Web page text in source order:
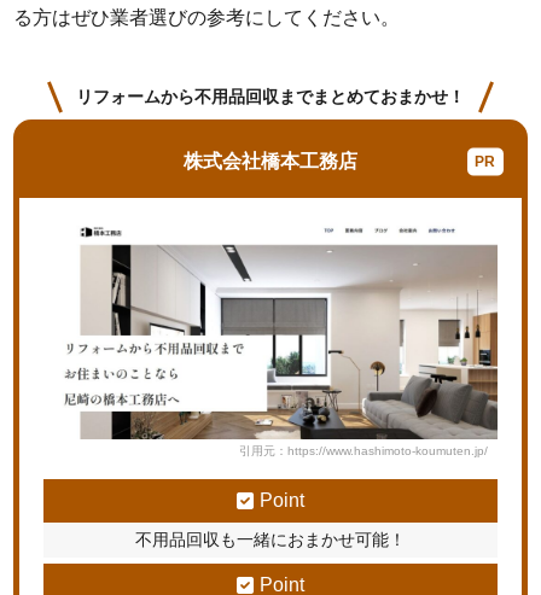
る方はぜひ業者選びの参考にしてください。
リフォームから不用品回収までまとめておまかせ！
株式会社橋本工務店
引用元：https://www.hashimoto-koumuten.jp/
Point
不用品回収も一緒におまかせ可能！
Point